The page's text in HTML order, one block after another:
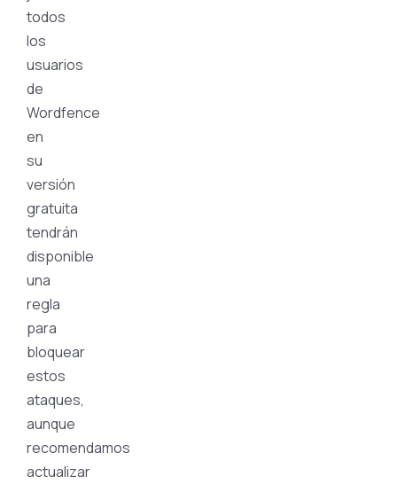
todos
los
usuarios
de
Wordfence
en
su
versión
gratuita
tendrán
disponible
una
regla
para
bloquear
estos
ataques,
aunque
recomendamos
actualizar